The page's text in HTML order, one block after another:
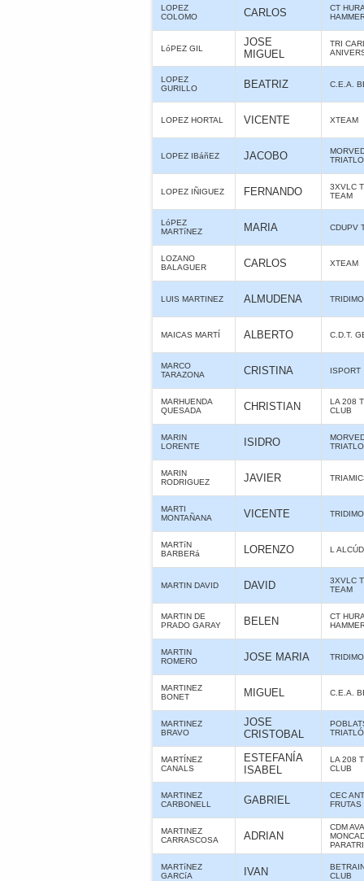
LOPEZ
COLOMO
CARLOS
CT
LóPEZ GIL
JOSE
MIGUEL
TRI
LOPEZ
GURILLO
BEATRIZ C.E.A.
LOPEZ HORTAL VICENTE XTEAM
LOPEZ IBáñEZ JACOBO
LOPEZ IÑIGUEZ FERNANDO
3XVLC
TEAM
LóPEZ
MARTíNEZ
MARIA CDUPV
LOZANO
BALAGUER
CARLOS XTEAM
LUIS MARTINEZ ALMUDENA
MAICAS MARTÍ ALBERTO C.D.T.
MARCO
TARAZONA
CRISTINA ISPORT
MARHUENDA
QUESADA
CHRISTIAN
LA 208
CLUB
MARIN
LORENTE
ISIDRO
MARIN
RODRIGUEZ
JAVIER
MARTI
MONTAÑANA
VICENTE
MARTíN
BARBERá
LORENZO L
MARTIN DAVID DAVID
3XVLC
TEAM
MARTIN DE
PRADO GARAY
BELEN
CT
MARTIN
ROMERO
JOSE MARIA
MARTINEZ
BONET
MIGUEL C.E.A.
MARTINEZ
BRAVO
JOSE
CRISTOBAL
TRIATLÓ
MARTÍNEZ
CANALS
ESTEFANÍA
ISABEL
LA 208
CLUB
MARTINEZ
CARBONELL
GABRIEL
CEC
MARTINEZ
CARRASCOSA
ADRIAN
CDM
MARTíNEZ
GARCíA
IVAN
CLUB